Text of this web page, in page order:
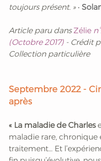
toujours présent. » •
Article paru dans Zélie
(Octobre 2017) - Crédit
Collection particulière
Septembre 2022 -
après
« La maladie de Charles
maladie rare, chronique
traitement… Et